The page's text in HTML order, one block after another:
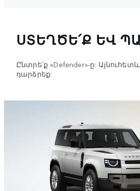
ՍՏԵՂԾԵ՛Ք ԵՎ
Ընտրե՛ք «Defender»-ը:
դարձրեք: